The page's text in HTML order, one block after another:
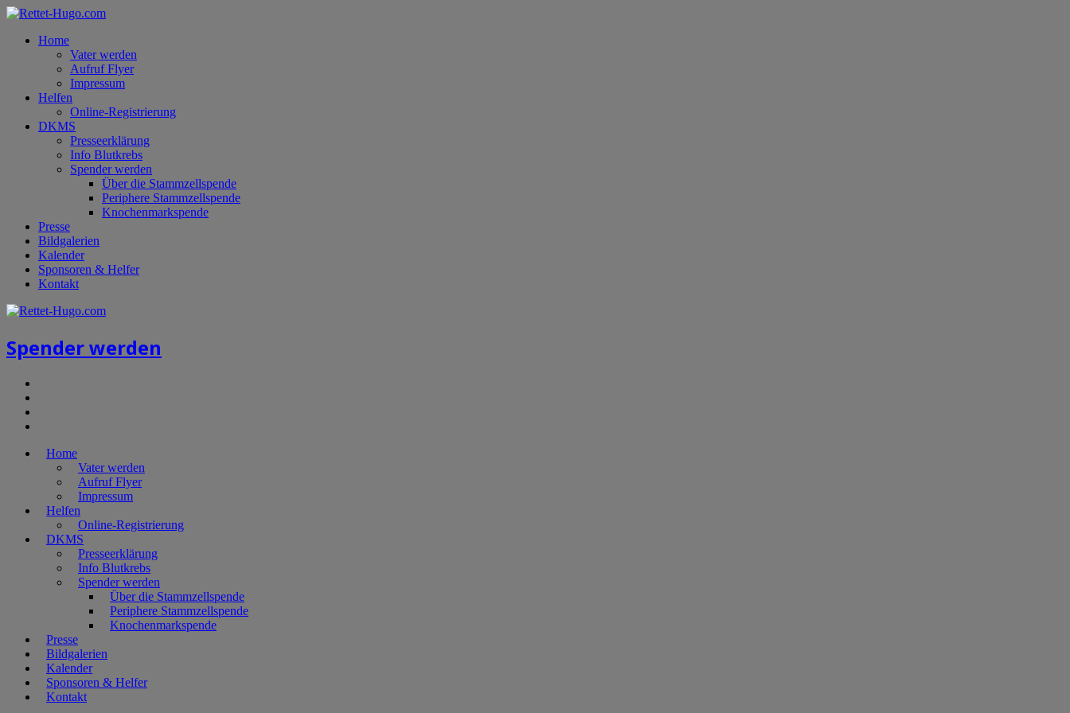
Home
Vater werden
Aufruf Flyer
Impressum
Helfen
Online-Registrierung
DKMS
Presseerklärung
Info Blutkrebs
Spender werden
Über die Stammzellspende
Periphere Stammzellspende
Knochenmarkspende
Presse
Bildgalerien
Kalender
Sponsoren & Helfer
Kontakt
Spender werden
Home
Vater werden
Aufruf Flyer
Impressum
Helfen
Online-Registrierung
DKMS
Presseerklärung
Info Blutkrebs
Spender werden
Über die Stammzellspende
Periphere Stammzellspende
Knochenmarkspende
Presse
Bildgalerien
Kalender
Sponsoren & Helfer
Kontakt